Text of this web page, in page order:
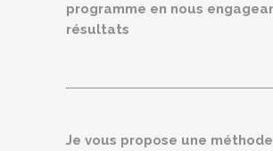
programme en nous
résultats
Je vous propose une méthode